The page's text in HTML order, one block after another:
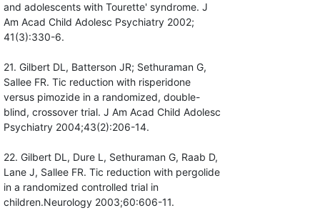
and adolescents with Tourette' syndrome. J
Am Acad Child Adolesc Psychiatry 2002;
41(3):330-6.
21. Gilbert DL, Batterson JR; Sethuraman G,
Sallee FR. Tic reduction with risperidone
versus pimozide in a randomized, double-
blind, crossover trial. J Am Acad Child Adolesc
Psychiatry 2004;43(2):206-14.
22. Gilbert DL, Dure L, Sethuraman G, Raab D,
Lane J, Sallee FR. Tic reduction with pergolide
in a randomized controlled trial in
children.Neurology 2003;60:606-11.